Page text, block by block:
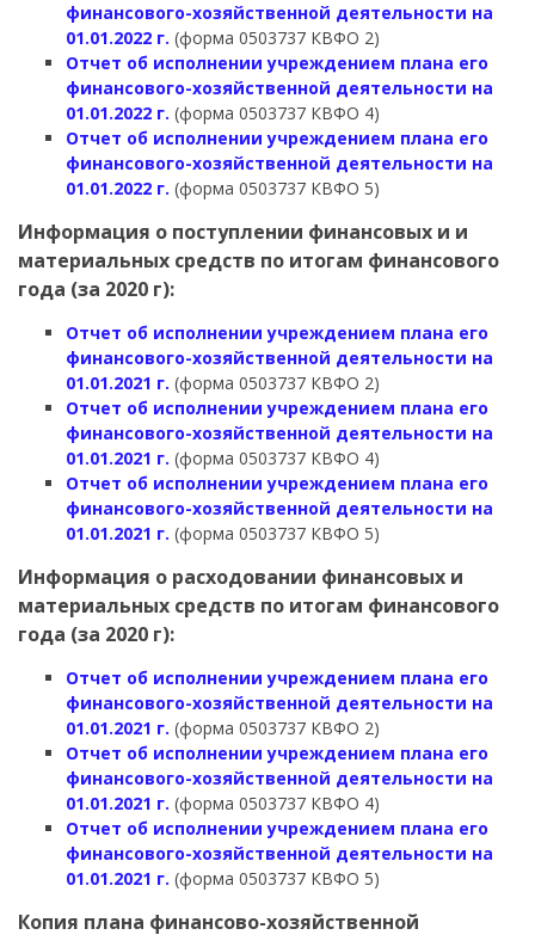
финансового-хозяйственной деятельности на
01.01.2022 г. (форма 0503737 КВФО 2)
Отчет об исполнении учреждением плана его
финансового-хозяйственной деятельности на
01.01.2022 г. (форма 0503737 КВФО 4)
Отчет об исполнении учреждением плана его
финансового-хозяйственной деятельности на
01.01.2022 г. (форма 0503737 КВФО 5)
Информация о поступлении финансовых и и
материальных средств по итогам финансового
года (за 2020 г):
Отчет об исполнении учреждением плана его
финансового-хозяйственной деятельности на
01.01.2021 г. (форма 0503737 КВФО 2)
Отчет об исполнении учреждением плана его
финансового-хозяйственной деятельности на
01.01.2021 г. (форма 0503737 КВФО 4)
Отчет об исполнении учреждением плана его
финансового-хозяйственной деятельности на
01.01.2021 г. (форма 0503737 КВФО 5)
Информация о расходовании финансовых и
материальных средств по итогам финансового
года (за 2020 г):
Отчет об исполнении учреждением плана его
финансового-хозяйственной деятельности на
01.01.2021 г. (форма 0503737 КВФО 2)
Отчет об исполнении учреждением плана его
финансового-хозяйственной деятельности на
01.01.2021 г. (форма 0503737 КВФО 4)
Отчет об исполнении учреждением плана его
финансового-хозяйственной деятельности на
01.01.2021 г. (форма 0503737 КВФО 5)
Копия плана финансово-хозяйственной